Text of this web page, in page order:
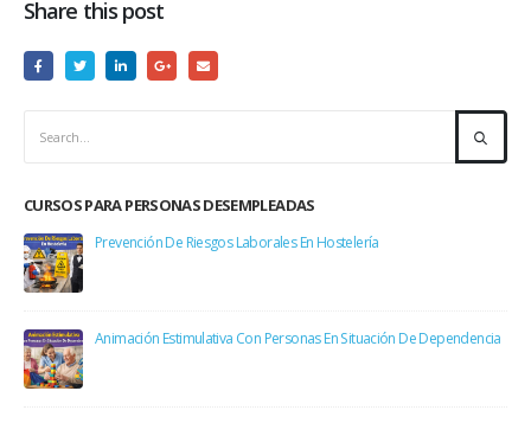
Share this post
CURSOS PARA PERSONAS DESEMPLEADAS
Prevención De Riesgos Laborales En Hostelería
Animación Estimulativa Con Personas En Situación De Dependencia